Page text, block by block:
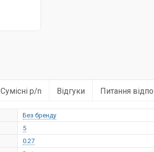
Сумісні p/n Відгуки Питання
Без бренду
5
0.27